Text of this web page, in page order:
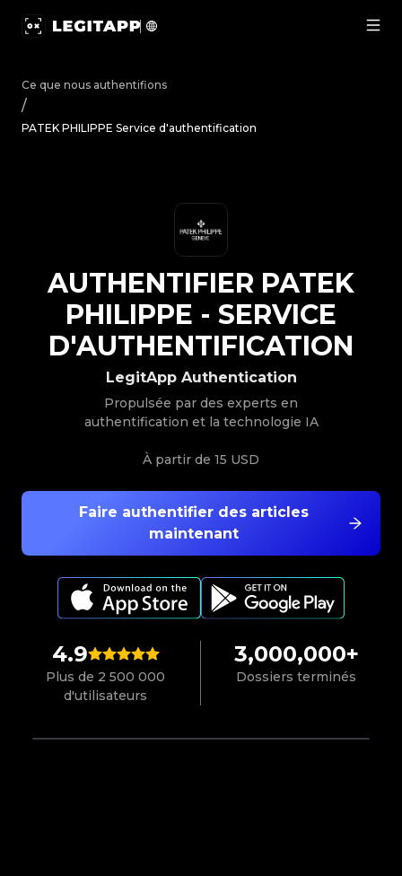
Ce que nous authentifions
/
PATEK PHILIPPE Service d'authentification
4.9
Plus de 2 500 000
d'utilisateurs
3,000,000+
Dossiers terminés
Faire authentifier des articles
maintenant
LegitApp Authentication
Propulsée par des experts en
authentification et la technologie IA
À partir de 15 USD
AUTHENTIFIER PATEK
PHILIPPE - SERVICE
D'AUTHENTIFICATION